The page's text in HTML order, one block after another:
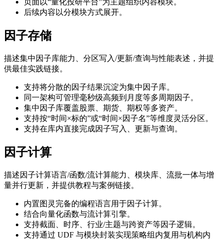
页面以“量化投研平台”为主题组织内容模块。
后续内容以分模块方式展开。
因子存储
描述集中因子库能力、分区写入/更新/查询与性能表述，并提
供最佳实践链接。
支持将分散的因子结果沉淀为集中因子库。
同一架构可管理毫秒级高频到月度等多周期因子。
集中因子库覆盖股票、期货、期权等多资产。
支持按“时间×标的”或“时间×因子名”等维度灵活分区。
支持在库内直接完成因子写入、更新与查询。
因子计算
描述因子计算语言/函数/流计算能力、模块库、流批一体与增
量并行更新，并提供教程与案例链接。
内置图灵完备的编程语言用于因子计算。
结合向量化函数与流计算引擎。
支持截面、时序、行业/主题与跨资产等因子逻辑。
支持通过 UDF 与模块封装实现策略组内复用与机构内